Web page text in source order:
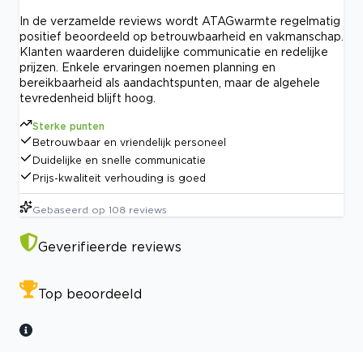
In de verzamelde reviews wordt ATAGwarmte regelmatig
positief beoordeeld op betrouwbaarheid en vakmanschap.
Klanten waarderen duidelijke communicatie en redelijke
prijzen. Enkele ervaringen noemen planning en
bereikbaarheid als aandachtspunten, maar de algehele
tevredenheid blijft hoog.
Sterke punten
Betrouwbaar en vriendelijk personeel
Duidelijke en snelle communicatie
Prijs-kwaliteit verhouding is goed
Gebaseerd op 108 reviews
Geverifieerde reviews
Top beoordeeld